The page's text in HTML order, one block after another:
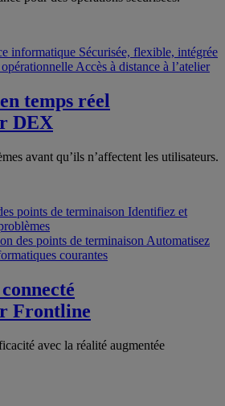
informatique Sécurisée, flexible, intégrée
Accès à distance à l’atelier
temps réel
DEX
avant qu’ils n’affectent les utilisateurs.
points de terminaison Identifiez et
des points de terminaison Automatisez
courantes
Frontline
avec la réalité augmentée